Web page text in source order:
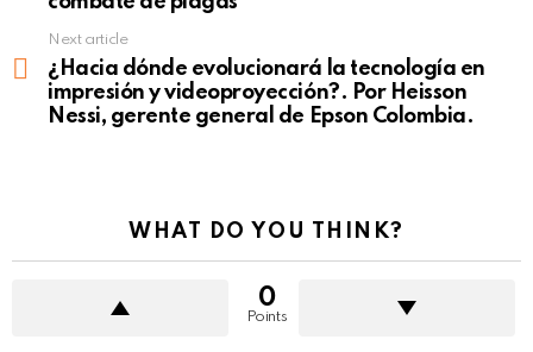
Next article
¿Hacia dónde evolucionará la tecnología en
impresión y videoproyección?. Por Heisson
Nessi, gerente general de Epson Colombia.
WHAT DO YOU THINK?
0
Points